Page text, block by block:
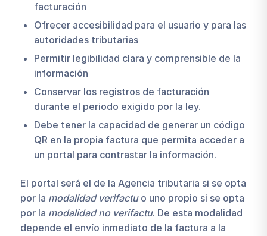
facturación
Ofrecer accesibilidad para el usuario y para las
autoridades tributarias
Permitir legibilidad clara y comprensible de la
información
Conservar los registros de facturación
durante el periodo exigido por la ley.
Debe tener la capacidad de generar un código
QR en la propia factura que permita acceder a
un portal para contrastar la información.
El portal será el de la Agencia tributaria si se opta
por la modalidad verifactuo uno propio si se opta
por la modalidad no verifactu. De esta modalidad
depende el envío inmediato de la factura a la